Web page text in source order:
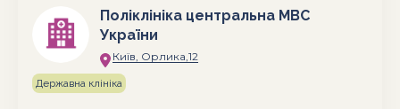
Поліклініка центральна МВС
України
Київ, Орлика,12
Державна клініка